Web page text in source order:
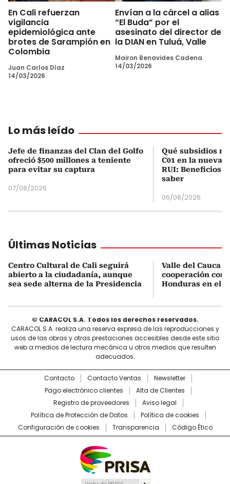
En Cali refuerzan
vigilancia
epidemiológica ante
brotes de Sarampión en
Colombia
Juan Carlos Díaz
14/03/2026
Envían a la cárcel a alias
“El Buda” por el
asesinato del director de
la DIAN en Tuluá, Valle
Mairon Benavides Cadena
14/03/2026
Lo más leído
Jefe de finanzas del Clan del Golfo
ofreció $500 millones a teniente
para evitar su captura
07/08/2026
Qué subsidios
C01 en la nueva
RUI: Beneficios
saber
06/08/2026
Últimas Noticias
Centro Cultural de Cali seguirá
abierto a la ciudadanía, aunque
sea sede alterna de la Presidencia
Valle del Cauca
cooperación
Honduras en el
© CARACOL S.A. Todos los derechos reservados.
CARACOL S.A. realiza una reserva expresa de las reproducciones y
usos de las obras y otras prestaciones accesibles desde este sitio
web a medios de lectura mecánica u otros medios que resulten
adecuados.
Contacto Contacto Ventas
Newsletter
Pago electrónico clientes
Alta de Clientes
Registro de proveedores
Aviso legal
Política de Protección de Datos
Política de cookies
Configuración de cookies
Transparencia Código Ético